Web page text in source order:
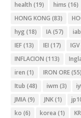
health (19) hims (16)
HONG KONG (83)
hyg (18) IA(57) iab
IEF(13) IEI (17) IGV
INFLACION (113)
iren (1) IRON ORE(55)
Itub (48) iwm (3)
JMIA(9) JNK(1)
ko (6) korea (1)